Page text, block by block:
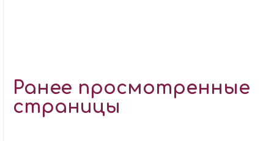
Ранее просмотренные
страницы